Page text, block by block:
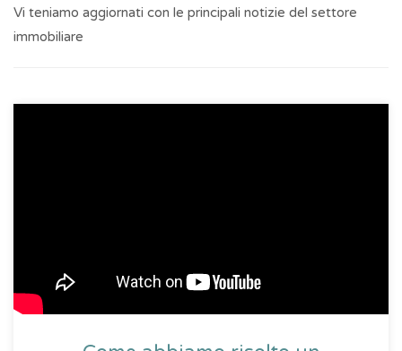
Vi teniamo aggiornati con le principali notizie del settore
immobiliare